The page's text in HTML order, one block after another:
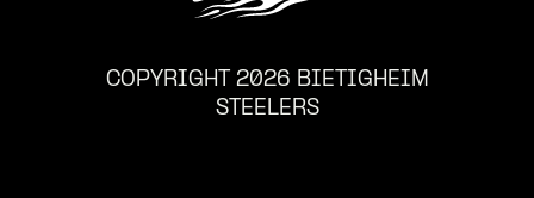
COPYRIGHT 2026 BIETIGHEIM
STEELERS